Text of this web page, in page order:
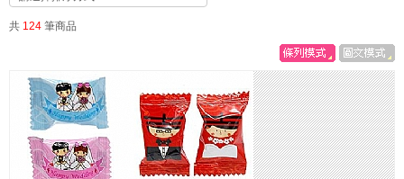
共 124 筆商品